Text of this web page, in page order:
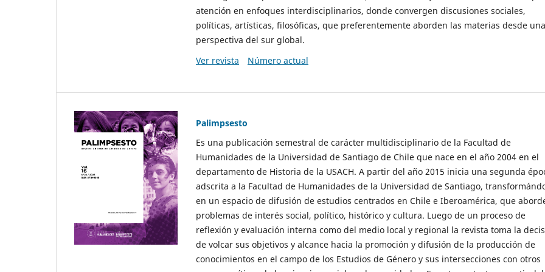
atención en enfoques interdisciplinarios, donde convergen discusiones sociales,
políticas, artísticas, filosóficas, que preferentemente aborden las materias desde una
perspectiva del sur global.
Ver revista
Número actual
Palimpsesto
Es una publicación semestral de carácter multidisciplinario de la Facultad de
Humanidades de la Universidad de Santiago de Chile que nace en el año 2004 en el
departamento de Historia de la USACH. A partir del año 2015 inicia una segunda
adscrita a la Facultad de Humanidades de la Universidad de Santiago,
en un espacio de difusión de estudios centrados en Chile e Iberoamérica, que
problemas de interés social, político, histórico y cultura. Luego de un proceso de
reflexión y evaluación interna como del medio local y regional la revista toma la
de volcar sus objetivos y alcance hacia la promoción y difusión de la producción de
conocimientos en el campo de los Estudios de Género y sus intersecciones con otros